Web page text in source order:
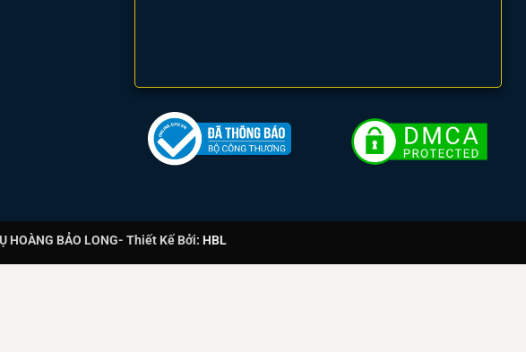
HOÀNG BẢO LONG- Thiết Kế Bởi: HBL